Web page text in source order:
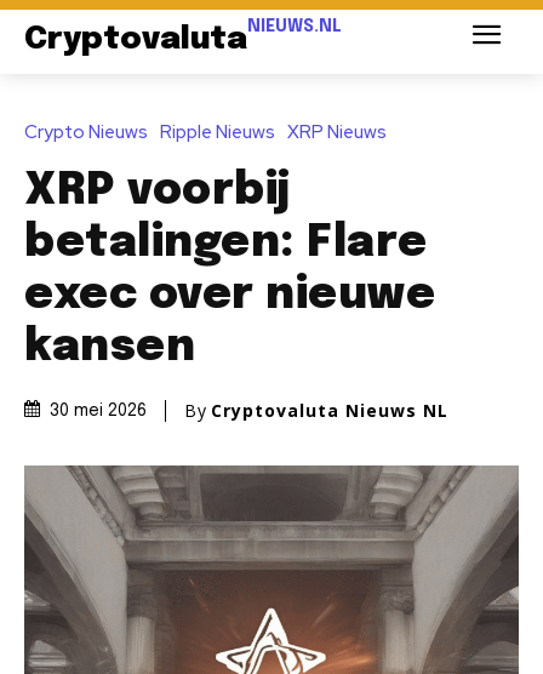
Cryptovaluta NIEUWS.NL
Crypto Nieuws Ripple Nieuws XRP Nieuws
XRP voorbij
betalingen: Flare
exec over nieuwe
kansen
30 mei 2026 By Cryptovaluta Nieuws NL